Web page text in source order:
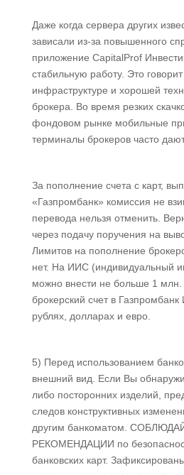
Даже когда сервера других
зависали из-за повышенного
приложение CapitalProf
стабильную работу. Это
инфраструктуре и хорошей
брокера. Во время резких
фондовом рынке мобильные
терминалы брокеров часто
За пополнение счета с карт,
«Газпромбанк» комиссия не
перевода нельзя отменить.
через подачу поручения на
Лимитов на пополнение
нет. На ИИС (индивидуальный
можно внести не больше 1 млн.
брокерский счет в
рублях, долларах и евро.
5) Перед использованием
внешний вид. Если Вы
либо посторонних изделий,
следов конструктивных
другим банкоматом.
РЕКОМЕНДАЦИИ по
банковских карт.